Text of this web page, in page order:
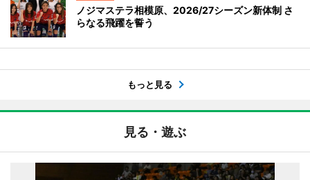
ノジマステラ相模原、2026/27シーズン新体制 さ
らなる飛躍を誓う
もっと見る
見る・遊ぶ